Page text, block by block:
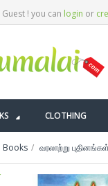
! you can login or
CLOTHING
Books வரலாற்று புதினங்கள்